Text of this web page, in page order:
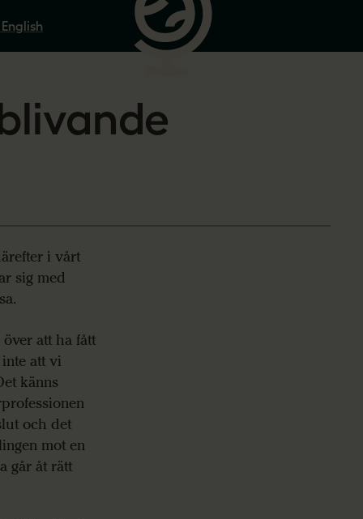
i vårt
sig med
att ha fått
att vi
känns
och det
mot en
går åt rätt